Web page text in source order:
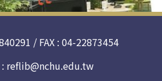
/ FAX : 04-22873454
reflib@nchu.edu.tw